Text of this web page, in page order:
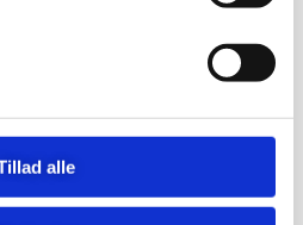
alle
igennem processen
for særligt sensitive:
lærer du–>